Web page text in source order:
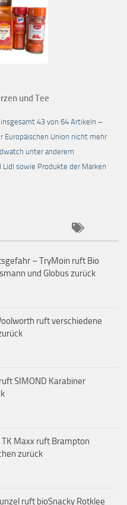
und Tee
43 von 64 Artikeln –
Union nicht mehr
unter anderem
Lidl sowie Produkte der Marken
– TryMoin ruft Bio
und Globus zurück
ruft verschiedene
SIMOND Karabiner
TK Maxx ruft Brampton
zurück
ruft bioSnacky Rotklee